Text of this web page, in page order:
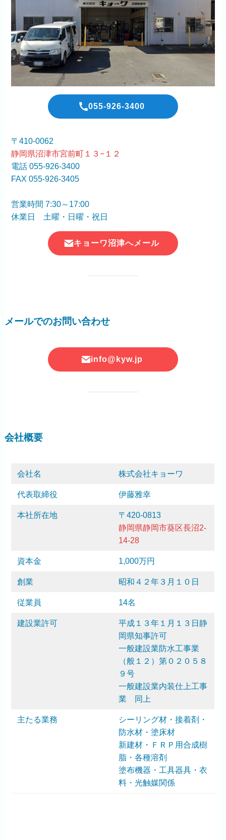
055-926-3400
〒410-0062
静岡県沼津市宮前町１３−１２
電話 055-926-3400
FAX 055-926-3405
営業時間 7:30～17:00
休業日 土曜・日曜・祝日
キョーワ沼津へメール
メールでのお問い合わせ
info@kyw.jp
会社概要
会社名 株式会社キョーワ
代表取締役 伊藤雅幸
本社所在地
〒420-0813
静岡県静岡市葵区長沼2-
14-28
資本金 1,000万円
創業 昭和４２年３月１０日
従業員 14名
建設業許可
平成１３年１月１３日静
岡県知事許可
一般建設業防水工事業
（般１２）第０２０５８
９号
一般建設業内装仕上工事
業 同上
主たる業務
シーリング材・接着剤・
防水材・塗床材
新建材・ＦＲＰ用合成樹
脂・各種溶剤
塗布機器・工具器具・衣
料・光触媒関係